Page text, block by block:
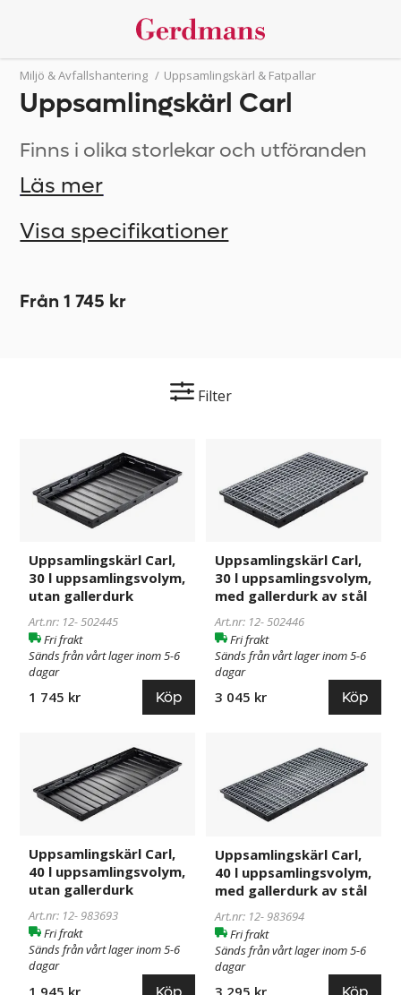
Miljö & Avfallshantering / Uppsamlingskärl & Fatpallar
Uppsamlingskärl Carl
Finns i olika storlekar och utföranden
Läs mer
Visa specifikationer
Från 1 745 kr
Filter
Uppsamlingskärl
30
uppsamlingsvolym,
gallerdurk
Uppsamlingskärl Carl,
30 l uppsamlingsvolym,
utan gallerdurk
Art.nr: 12- 502445
Fri frakt
Sänds från vårt lager inom 5-6
dagar
1 745 kr Köp
Uppsamlingskärl
30
uppsamlingsvolym,
gallerdurk
av
stål
Uppsamlingskärl Carl,
30 l uppsamlingsvolym,
med gallerdurk av stål
Art.nr: 12- 502446
Fri frakt
Sänds från vårt lager inom 5-6
dagar
3 045 kr Köp
uppsamlingsvolym,
gallerdurk
Uppsamlingskärl Carl,
40 l uppsamlingsvolym,
utan gallerdurk
Art.nr: 12-983693
Fri frakt
Sänds från vårt lager inom 5-6
dagar
uppsamlingsvolym,
gallerdurk
av
stål
Uppsamlingskärl Carl,
40 l uppsamlingsvolym,
med gallerdurk av stål
Art.nr: 12-983694
Fri frakt
Sänds från vårt lager inom 5-6
dagar